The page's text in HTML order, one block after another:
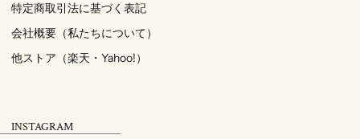
特定商取引法に基づく表記
会社概要（私たちについて）
他ストア（楽天・Yahoo!）
INSTAGRAM